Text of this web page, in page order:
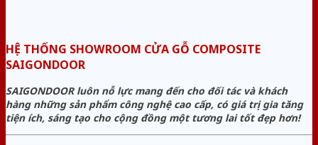
HỆ THỐNG SHOWROOM CỬA GỖ COMPOSITE
SAIGONDOOR
SAIGONDOOR luôn nỗ lực mang đến cho đối tác và khách
hàng những sản phẩm công nghệ cao cấp, có giá trị gia tăng
tiện ích, sáng tạo cho cộng đồng một tương lai tốt đẹp hơn!